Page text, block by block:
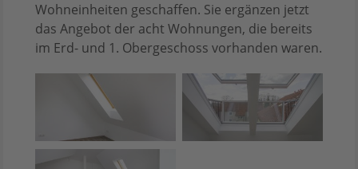
Wohneinheiten geschaffen. Sie ergänzen jetzt
das Angebot der acht Wohnungen, die bereits
im Erd- und 1. Obergeschoss vorhanden waren.